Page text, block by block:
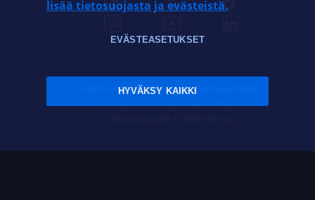
Sopimusehdot Tietosuoja Evästeasetukset
Sääntelyviranomaiset Saavutettavuus
lisää tietosuojasta ja evästeistä.
EVÄSTEASETUKSET
HYVÄKSY KAIKKI